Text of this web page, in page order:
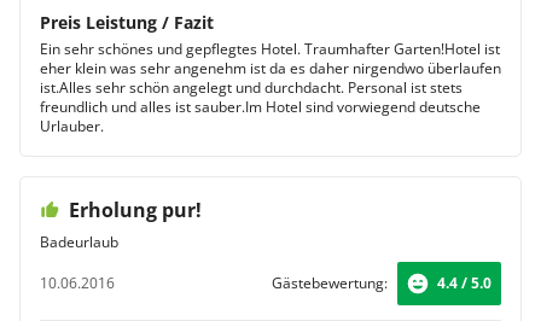
Preis Leistung / Fazit
Ein sehr schönes und gepflegtes Hotel. Traumhafter Garten!Hotel ist
eher klein was sehr angenehm ist da es daher nirgendwo überlaufen
ist.Alles sehr schön angelegt und durchdacht. Personal ist stets
freundlich und alles ist sauber.Im Hotel sind vorwiegend deutsche
Urlauber.
Erholung pur!
Badeurlaub
10.06.2016
Gästebewertung: 4.4 / 5.0